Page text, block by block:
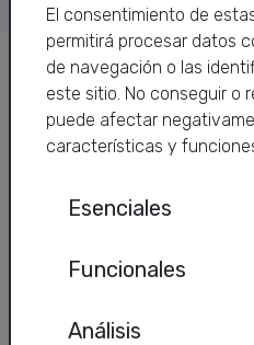
El consentimiento de
permitirá procesar datos
de navegación o las
este sitio. No conseguir o
puede afectar
características y
Esenciales
Funcionales
Análisis
info@telfy.com